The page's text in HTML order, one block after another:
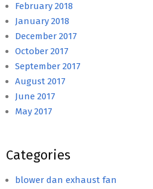
February 2018
January 2018
December 2017
October 2017
September 2017
August 2017
June 2017
May 2017
Categories
blower dan exhaust fan